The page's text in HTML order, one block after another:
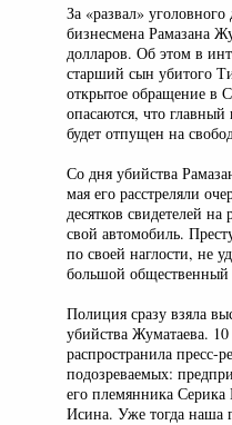
За «развал»
бизнесмена Рамазана
долларов. Об этом в
старший сын убитого
открытое обращение в
опасаются, что
будет отпущен на
Со дня убийства
мая его расстреляли
десятков свидетелей
свой автомобиль.
по своей наглости, не
большой общественный
Полиция сразу взяла
убийства Жуматаева.
распространила пресс-
подозреваемых:
его племянника
Исина. Уже тогда наша